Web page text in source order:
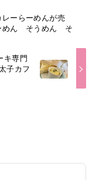
レーらーめんが売
めん そうめん そ
キ専門
子カフ